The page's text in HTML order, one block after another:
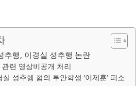
추행, 이경실 성추행 논란
관련 영상비공개 처리
실 성추행 혐의 투안학생 ‘이제훈’ 피소